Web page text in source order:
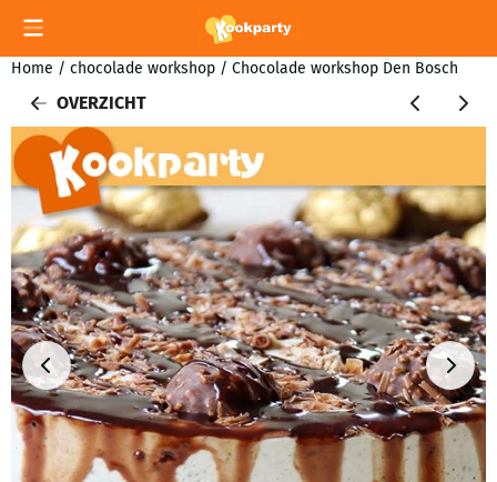
Cookievoorkeuren zijn momenteel gesloten.
Home / chocolade workshop / Chocolade workshop Den Bosch
OVERZICHT